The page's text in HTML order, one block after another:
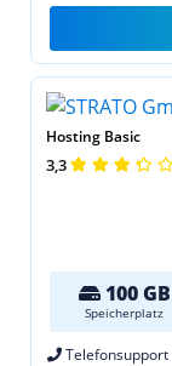
Hosting Basic
3,3
100 GB
Speicherplatz
Telefonsupport